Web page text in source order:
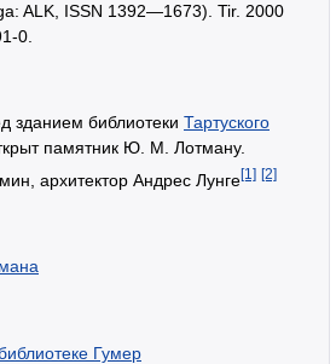
ALK, ISSN 1392—1673). Tir. 2000
0.
зданием библиотеки Тартуского
памятник Ю. М. Лотману.
архитектор Андрес Лунге[1] [2]
Гумер